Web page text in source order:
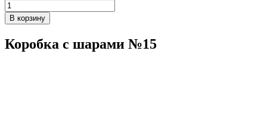
В корзину
Коробка с шарами №15